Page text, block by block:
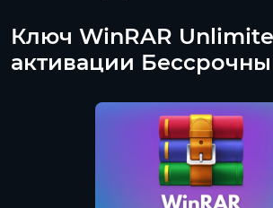
Ключ WinRAR
активации